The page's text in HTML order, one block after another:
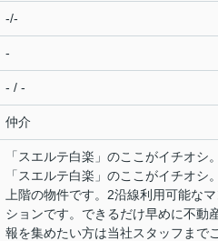
-/-
-
- / -
仲介
「スエルテ白楽」のここがイチオシ。
「スエルテ白楽」のここがイチオシ
上階の物件です。2沿線利用可能なマ
ションです。できるだけ早めに不動
報を集めたい方は当社スタッフまで